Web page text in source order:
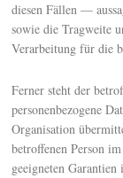
diesen Fällen —
sowie die Tragweite
Verarbeitung für die
Ferner steht der
personenbezogene
Organisation
betroffenen Person
geeigneten